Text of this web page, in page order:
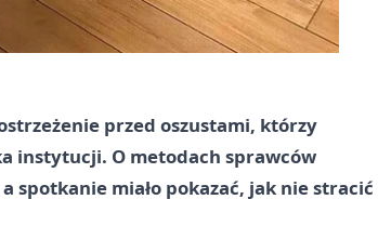
przed oszustami, którzy
instytucji. O metodach sprawców
spotkanie miało pokazać, jak nie stracić